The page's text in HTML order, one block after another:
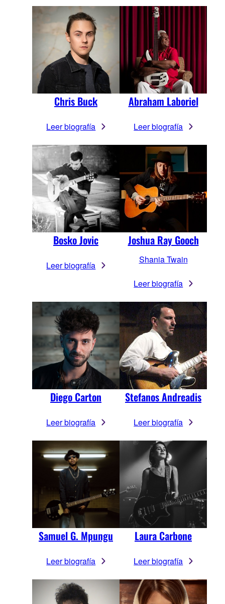
Chris Buck
Leer biografía
Abraham Laboriel
Leer biografía
Bosko Jovic
Leer biografía
Joshua Ray Gooch
Shania Twain
Leer biografía
Diego Carton
Leer biografía
Stefanos Andreadis
Leer biografía
Samuel G. Mpungu
Leer biografía
Laura Carbone
Leer biografía